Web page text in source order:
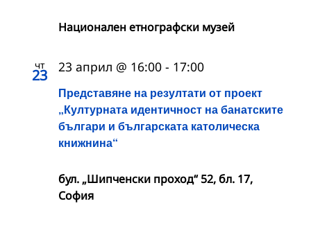
Национален етнографски музей
чт
23
Представяне на резултати от проект
„Културната идентичност на банатските
българи и българската католическа
книжнина“
23 април @ 16:00 - 17:00
бул. „Шипченски проход“ 52, бл. 17,
София